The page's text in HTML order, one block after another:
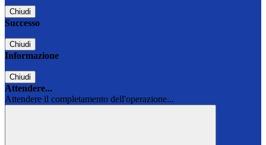
Chiudi
Successo
Chiudi
Informazione
Chiudi
Attendere...
Attendere il completamento dell'operazione...